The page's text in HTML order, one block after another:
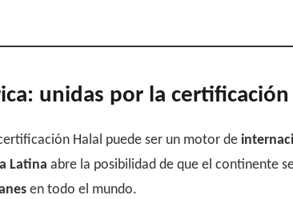
unidas por la certificación
Halal puede ser un motor de
Latina abre la posibilidad de que el continente
en todo el mundo.